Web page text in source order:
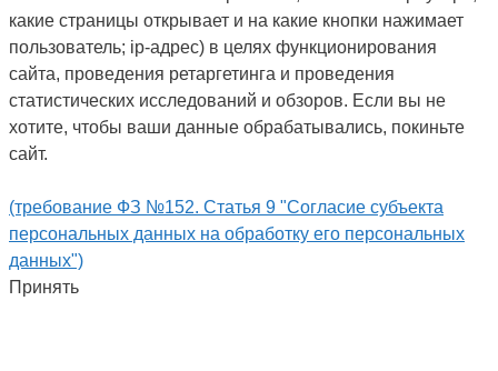
какие страницы открывает и на какие кнопки нажимает
пользователь; ip-адрес) в целях функционирования
сайта, проведения ретаргетинга и проведения
статистических исследований и обзоров. Если вы не
хотите, чтобы ваши данные обрабатывались, покиньте
сайт.
(требование ФЗ №152. Статья 9 "Согласие субъекта
персональных данных на обработку его персональных
данных")
Принять